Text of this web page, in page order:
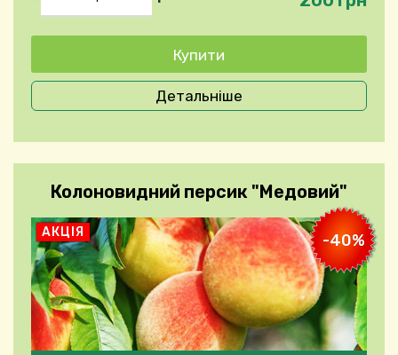
Детальніше
Колоновидний персик "Медовий"
АКЦІЯ -40%